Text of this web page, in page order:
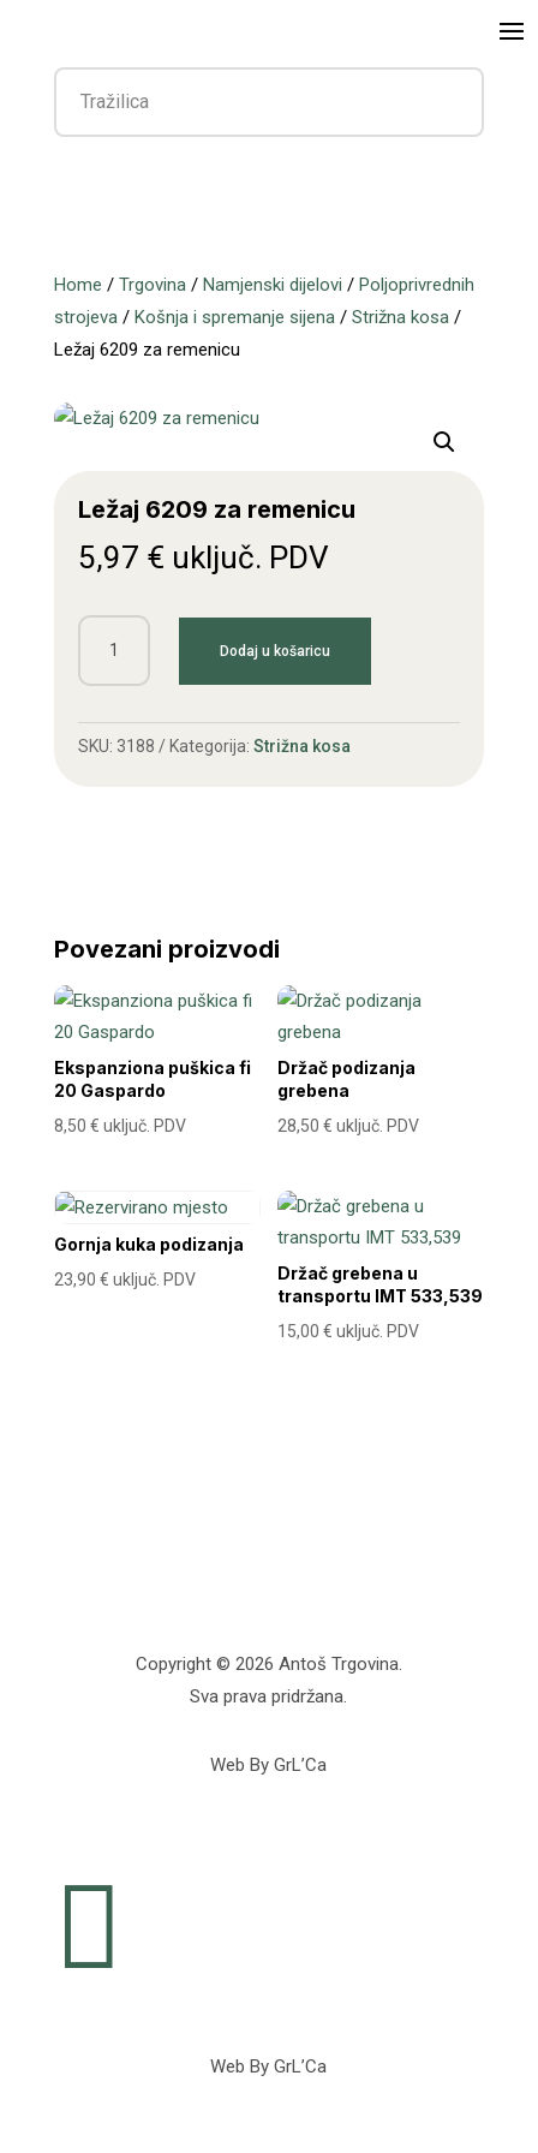
Home / Trgovina/ Namjenski dijelovi / Poljoprivrednih
strojeva/ Košnja i spremanje sijena/ Strižna kosa/
Ležaj 6209 za remenicu
Ležaj 6209 za remenicu
5,97 € uključ. PDV
Ležaj
6209
remenicu
količina
Dodaj u košaricu
SKU: 3188 Kategorija: Strižna kosa
Povezani proizvodi
Ekspanziona puškica fi
20 Gaspardo
8,50 € uključ. PDV
Držač podizanja
grebena
28,50€ uključ. PDV
Gornja kuka podizanja
23,90 € uključ. PDV
Držač grebena u
transportu IMT 533,539
15,00€ uključ. PDV
Copyright © 2026 Antoš Trgovina.
Sva prava pridržana.
Web By GrL’Ca

Web By GrL’Ca